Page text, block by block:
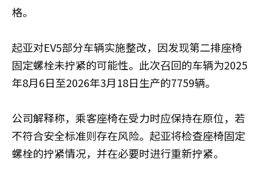
格。
起亚对EV5部分车辆实施整改，因发现第二排座椅
固定螺栓未拧紧的可能性。此次召回的车辆为2025
年8月6日至2026年3月18日生产的7759辆。
公司解释称，乘客座椅在受力时应保持在原位，若
不符合安全标准则存在风险。起亚将检查座椅固定
螺栓的拧紧情况，并在必要时进行重新拧紧。